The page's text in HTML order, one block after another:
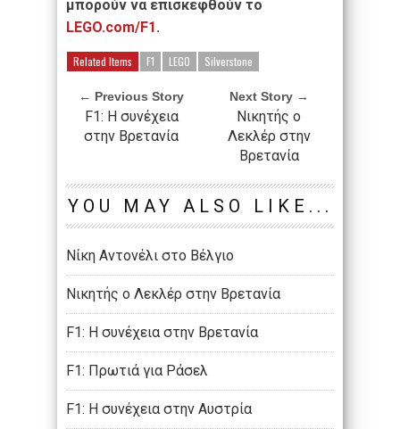
μπορούν να επισκεφθούν το
LEGO.com/F1.
Related Items F1 LEGO Silverstone
← Previous Story
F1: Η συνέχεια
στην Βρετανία
Next Story →
Νικητής ο
Λεκλέρ στην
Βρετανία
YOU MAY ALSO LIKE...
Νίκη Αντονέλι στο Βέλγιο
Νικητής ο Λεκλέρ στην Βρετανία
F1: Η συνέχεια στην Βρετανία
F1: Πρωτιά για Ράσελ
F1: Η συνέχεια στην Αυστρία